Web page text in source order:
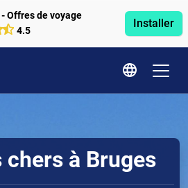
Offres de voyage
4.5
Installer
chers à Bruges